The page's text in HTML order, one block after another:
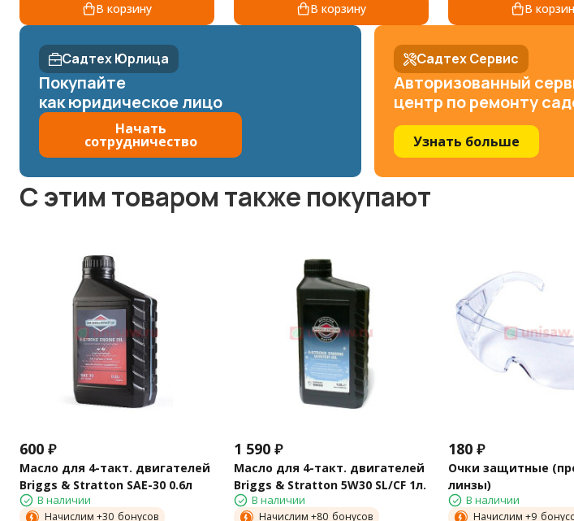
В корзину В корзину В
Садтех Юрлица
Покупайте
как юридическое лицо
Начать
сотрудничество
Садтех Сервис
Авторизованный
центр по ремонту
Узнать больше
C этим товаром также покупают
600 ₽
Масло для 4-такт. двигателей
Briggs & Stratton SAE-30 0.6л
В наличии
Начислим +30 бонусов
1 590 ₽
Масло для 4-такт. двигателей
Briggs & Stratton 5W30 SL/CF 1л.
В наличии
Начислим +80 бонусов
180 ₽
Очки защитные
линзы)
В наличии
Начислим +9